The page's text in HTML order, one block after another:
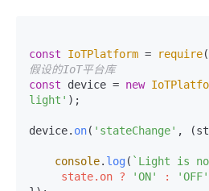
const IoTPlatform = require(
假设的IoT平台库
const device = new
light' );
device. on( 'stateChange' , (
console. log ( `Light is
     state.on ?
'ON' : 'OFF'